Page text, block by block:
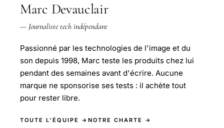
Marc Devauclair
— Journaliste tech indépendant
Passionné par les technologies de l'image et du
son depuis 1998, Marc teste les produits chez lui
pendant des semaines avant d'écrire. Aucune
marque ne sponsorise ses tests : il achète tout
pour rester libre.
TOUTE L'ÉQUIPE → NOTRE CHARTE →